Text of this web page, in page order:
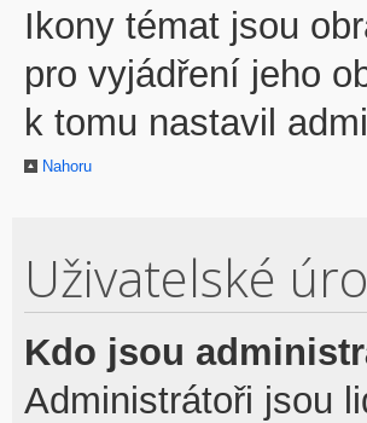
Ikony témat jsou
pro vyjádření jeho
k tomu nastavil
Nahoru
Uživatelské
Kdo jsou
Administrátoři jsou